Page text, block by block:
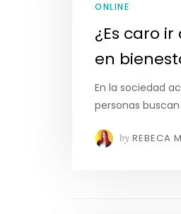
ONLINE
¿Es caro
en
En la sociedad
personas
by REBECA